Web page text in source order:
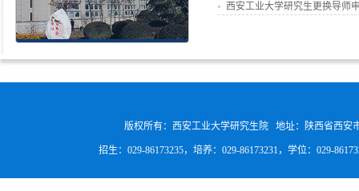
西安工业大学研究生更换导师
版权所有：西安工业大学研究生院 地址：陕西省西安
招生：029-86173235，培养：029-86173231，学位：029-